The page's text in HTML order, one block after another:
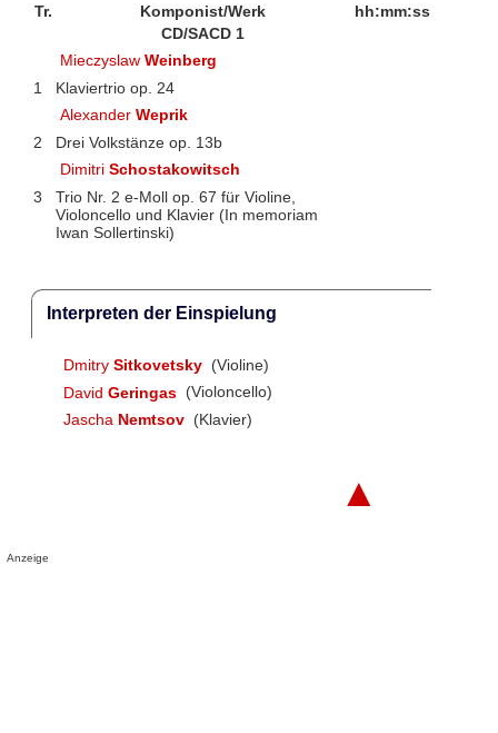
Tr. Komponist/Werk
hh:mm:ss
CD/SACD 1
MieczyslawWeinberg
1
Klaviertrio op. 24
AlexanderWeprik
2
Drei Volkstänze op. 13b
DimitriSchostakowitsch
3
Trio Nr. 2 e-Moll op. 67 für Violine,
Violoncello und Klavier (In memoriam
Iwan Sollertinski)
Interpreten der Einspielung
Dmitry Sitkovetsky (Violine)
David Geringas (Violoncello)
Jascha Nemtsov (Klavier)
▲
Anzeige